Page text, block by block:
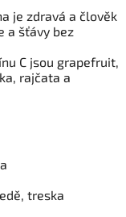
je zdravá a člověk
a šťávy bez
C jsou grapefruit,
rajčata a
treska